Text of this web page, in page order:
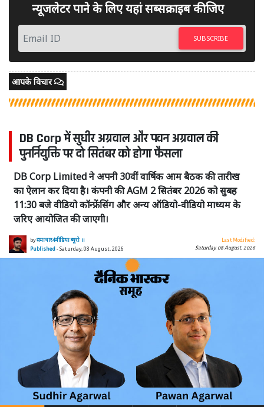
न्यूजलेटर पाने के लिए यहां सब्सक्राइब कीजिए
SUBSCRIBE
आपके विचार
DB Corp में सुधीर अग्रवाल और पवन अग्रवाल की
पुनर्नियुक्ति पर दो सितंबर को होगा फैसला
DB Corp Limited ने अपनी 30वीं वार्षिक आम बैठक की तारीख
का ऐलान कर दिया है। कंपनी की AGM 2 सितंबर 2026 को सुबह
11:30 बजे वीडियो कॉन्फ्रेंसिंग और अन्य ऑडियो-वीडियो माध्यम के
जरिए आयोजित की जाएगी।
byसमाचार4मीडिया ब्यूरो ।।
Published- Saturday, 08 August, 2026
Last Modified:
Saturday, 08 August, 2026